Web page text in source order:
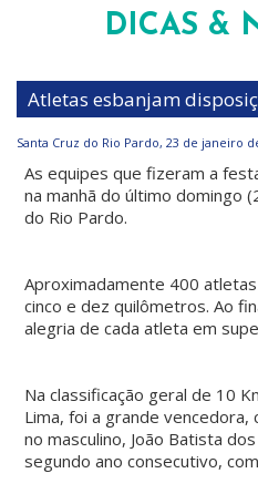
DICAS &
Atletas esbanjam
Santa Cruz do Rio Pardo, 23 de janeiro
As equipes que fizeram a
na manhã do último domingo
do Rio Pardo.
Aproximadamente 400
cinco e dez quilômetros. Ao
alegria de cada atleta em
Na classificação geral de 10
Lima, foi a grande vencedora,
no masculino, João Batista
segundo ano consecutivo,